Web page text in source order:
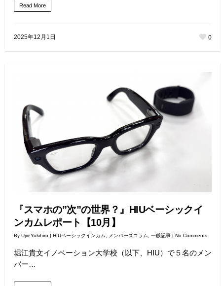
Read More
2025年12月1日 0
『スマホの”次”の世界？』HIUベーシックイ
ンカムレポート【10月】
By UjiieYukihiro | HIUベーシックインカム メンバーズコラム 一般記事 | No Comments
堀江貴文イノベーション大学校（以下、HIU）で５名のメン
バー…